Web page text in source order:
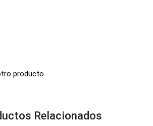
producto
Relacionados